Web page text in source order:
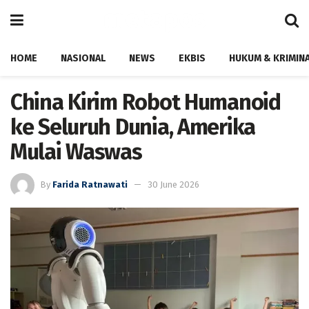
HOME NASIONAL NEWS EKBIS HUKUM &
China Kirim Robot Humanoid
ke Seluruh Dunia, Amerika
Mulai Waswas
By Farida Ratnawati 30 June 2026